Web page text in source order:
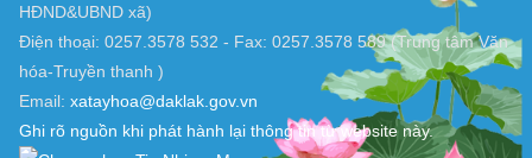
HĐND&UBND xã)
Điện thoại: 0257.3578 532 - Fax: 0257.3578 589 (Trung tâm Văn
hóa-Truyền thanh )
Email: xatayhoa@daklak.gov.vn
Ghi rõ nguồn khi phát hành lại thông tin từ website này.